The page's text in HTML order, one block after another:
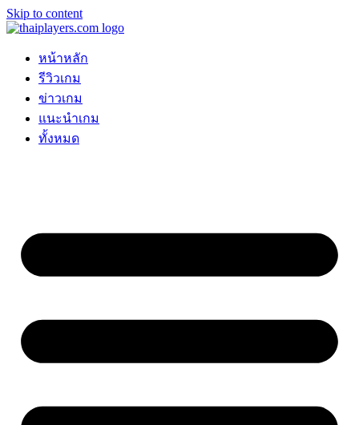
Skip to content
หน้าหลัก
รีวิวเกม
ข่าวเกม
แนะนำเกม
ทั้งหมด